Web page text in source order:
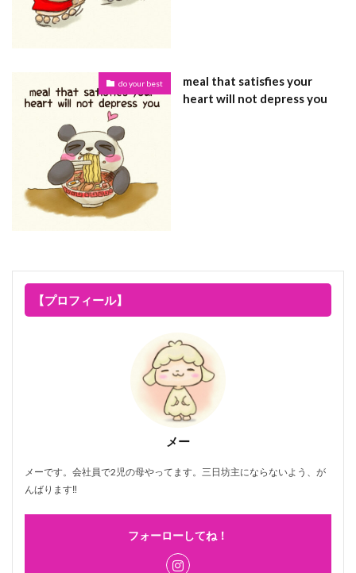
do your best
meal that satisfies your
heart will not depress you
【プロフィール】
メー
メーです。会社員で2児の母やってます。三日坊主にならないよう、が
んばります‼
フォーローしてね！